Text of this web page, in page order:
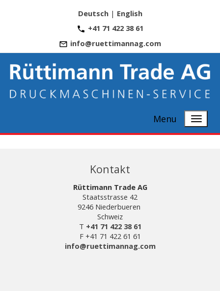
Deutsch| English
+41 71 422 38 61
info@ruettimannag.com
Menu
Kontakt
Rüttimann Trade AG
Staatsstrasse 42
9246 Niederbueren
Schweiz
T +41 71 422 38 61
F +41 71 422 61 61
info@ruettimannag.com